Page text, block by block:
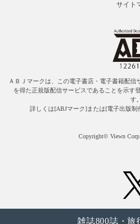
サイト
ＡＢＪマークは、この電子書店・電子書籍配
を得た正規版配信サービスであることを示す
す。
詳しくは[ABJマーク]または[電子出版制
Copyright© Viewn
雑誌800誌・旅